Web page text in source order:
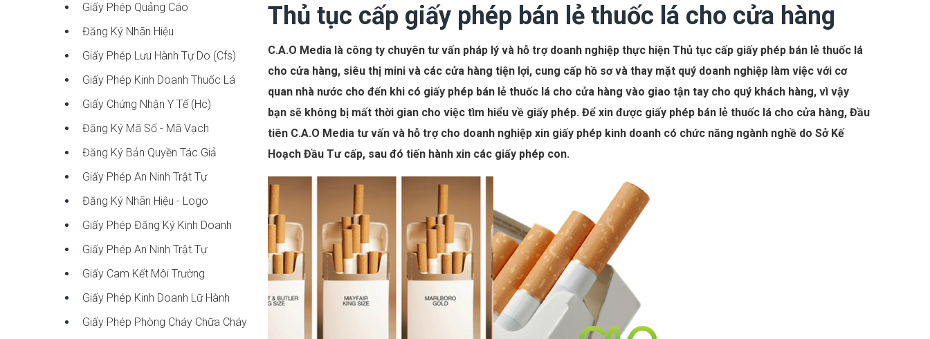
Thủ tục cấp giấy phép bán lẻ thuốc lá cho cửa hàng
C.A.O Media là công ty chuyên tư vấn pháp lý và hỗ trợ doanh nghiệp thực hiện Thủ tục cấp giấy phép bán lẻ thuốc lá
cho cửa hàng, siêu thị mini và các cửa hàng tiện lợi, cung cấp hồ sơ và thay mặt quý doanh nghiệp làm việc với cơ
quan nhà nước cho đến khi có giấy phép bán lẻ thuốc lá cho cửa hàng vào giao tận tay cho quý khách hàng, vì vậy
bạn sẽ không bị mất thời gian cho việc tìm hiểu về giấy phép. Để xin được giấy phép bán lẻ thuốc lá cho cửa hàng, Đầu
tiên C.A.O Media tư vấn và hỗ trợ cho doanh nghiệp xin giấy phép kinh doanh có chức năng ngành nghề do Sở Kế
Hoạch Đầu Tư cấp, sau đó tiến hành xin các giấy phép con.
Giấy Phép Quảng Cáo
Đăng Ký Nhãn Hiệu
Giấy Phép Lưu Hành Tự Do (cfs)
Giấy Phép Kinh Doanh Thuốc Lá
Giấy Chứng Nhận Y Tế (hc)
Đăng Ký Mã Số - Mã Vạch
Đăng Ký Bản Quyền Tác Giả
Giấy Phép An Ninh Trật Tự
Đăng Ký Nhãn Hiệu - Logo
Giấy Phép Đăng Ký Kinh Doanh
Giấy Phép An Ninh Trật Tự
Giấy Cam Kết Môi Trường
Giấy Phép Kinh Doanh Lữ Hành
Giấy Phép Phòng Cháy Chữa Cháy